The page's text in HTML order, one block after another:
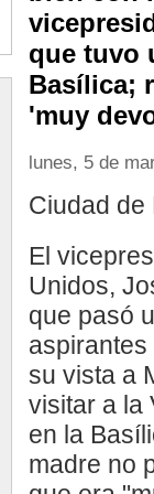
que tuvo
Basílica;
'muy
lunes, 5 de
Ciudad de
El
Unidos,
que pasó
su vista a
visitar a la
en la
madre no